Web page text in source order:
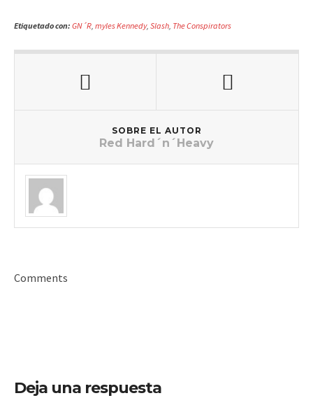
Etiquetado con: GN´R, myles Kennedy, Slash, The Conspirators
SOBRE EL AUTOR
Red Hard´n´Heavy
Comments
Deja una respuesta